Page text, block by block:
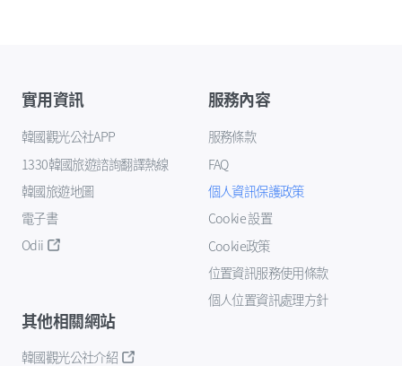
實用資訊
韓國觀光公社APP
1330韓國旅遊諮詢翻譯熱線
韓國旅遊地圖
電子書
Odii
服務內容
服務條款
FAQ
個人資訊保護政策
Cookie 設置
Cookie政策
位置資訊服務使用條款
個人位置資訊處理方針
其他相關網站
韓國觀光公社介紹